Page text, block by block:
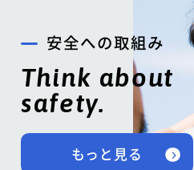
安全への取組み
Think about
safety.
もっと見る